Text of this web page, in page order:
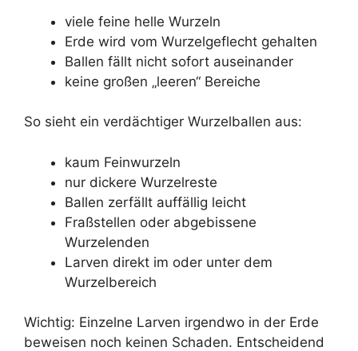
viele feine helle Wurzeln
Erde wird vom Wurzelgeflecht gehalten
Ballen fällt nicht sofort auseinander
keine großen „leeren“ Bereiche
So sieht ein verdächtiger Wurzelballen aus:
kaum Feinwurzeln
nur dickere Wurzelreste
Ballen zerfällt auffällig leicht
Fraßstellen oder abgebissene
Wurzelenden
Larven direkt im oder unter dem
Wurzelbereich
Wichtig: Einzelne Larven irgendwo in der Erde
beweisen noch keinen Schaden. Entscheidend